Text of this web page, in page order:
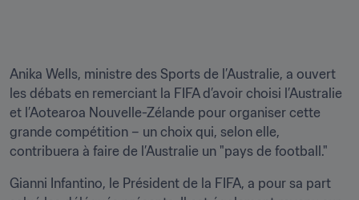
Anika Wells, ministre des Sports de l’Australie, a ouvert
les débats en remerciant la FIFA d’avoir choisi l’Australie
et l’Aotearoa Nouvelle-Zélande pour organiser cette
grande compétition – un choix qui, selon elle,
contribuera à faire de l’Australie un "pays de football."
Gianni Infantino, le Président de la FIFA, a pour sa part